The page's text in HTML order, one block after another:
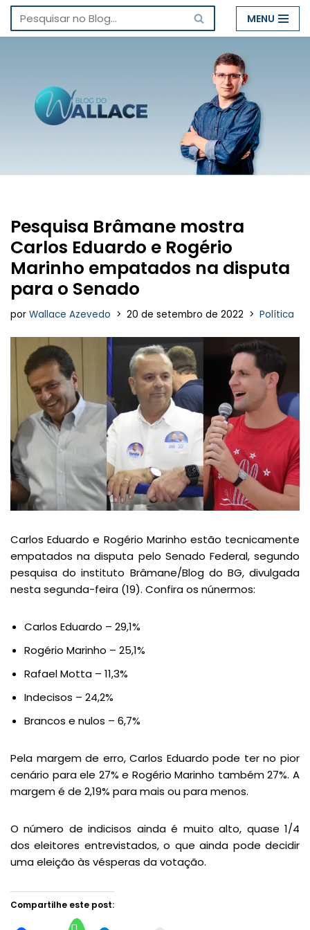
Pular
conteúdo
MENU
Pesquisa Brâmane mostra
Carlos Eduardo e Rogério
Marinho empatados na disputa
para o Senado
por Wallace Azevedo 20 de setembro de 2022 Política
Carlos Eduardo e Rogério Marinho estão tecnicamente
empatados na disputa pelo Senado Federal, segundo
pesquisa do instituto Brâmane/Blog do BG, divulgada
nesta segunda-feira (19). Confira os núnermos:
Carlos Eduardo – 29,1%
Rogério Marinho – 25,1%
Rafael Motta – 11,3%
Indecisos – 24,2%
Brancos e nulos – 6,7%
Pela margem de erro, Carlos Eduardo pode ter no pior
cenário para ele 27% e Rogério Marinho também 27%. A
margem é de 2,19% para mais ou para menos.
O número de indicisos ainda é muito alto, quase 1/4
dos eleitores entrevistados, o que ainda pode decidir
uma eleição às vésperas da votação.
Compartilhe este post: